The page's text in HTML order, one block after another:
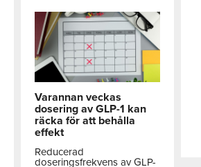
Varannan veckas
dosering av GLP-1 kan
räcka för att behålla
effekt
Reducerad
doseringsfrekvens av GLP-